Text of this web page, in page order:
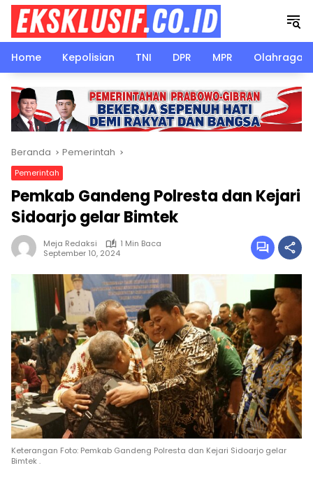
Langsung
konten
Home
Kepolisian TNI DPR MPR Olahraga
Beranda Pemerintah
Pemerintah
Pemkab Gandeng Polresta dan Kejari
Sidoarjo gelar Bimtek
Meja Redaksi
1 Min Baca
September 10, 2024
Keterangan Foto: Pemkab Gandeng Polresta dan Kejari Sidoarjo gelar
Bimtek .